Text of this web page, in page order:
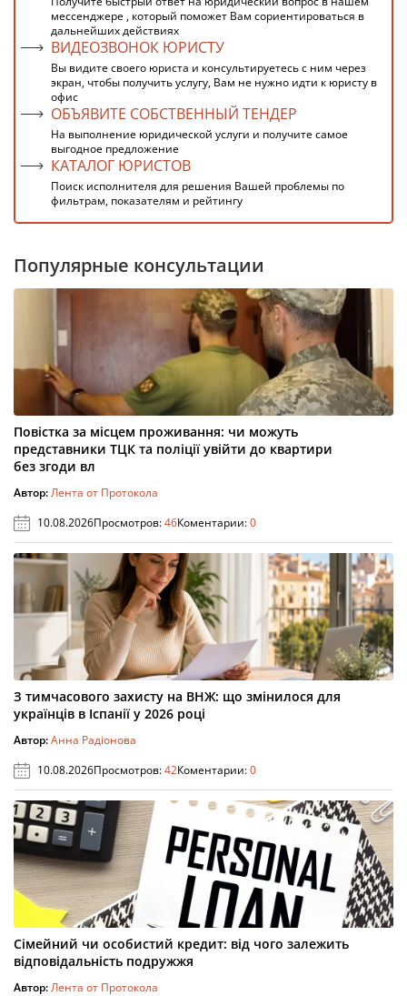
мессенджере , который поможет Вам сориентироваться в
дальнейших действиях
ВИДЕОЗВОНОК ЮРИСТУ
Вы видите своего юриста и консультируетесь с ним через
экран, чтобы получить услугу, Вам не нужно идти к юристу в
офис
ОБЪЯВИТЕ СОБСТВЕННЫЙ ТЕНДЕР
На выполнение юридической услуги и получите самое
выгодное предложение
КАТАЛОГ ЮРИСТОВ
Поиск исполнителя для решения Вашей проблемы по
фильтрам, показателям и рейтингу
Популярные консультации
Повістка за місцем проживання: чи можуть
представники ТЦК та поліції увійти до квартири
без згоди вл
Автор:Лента от Протокола
10.08.2026Просмотров:46Коментарии:0
З тимчасового захисту на ВНЖ: що змінилося для
українців в Іспанії у 2026 році
Автор:Анна Радіонова
10.08.2026Просмотров:42Коментарии:0
Сімейний чи особистий кредит: від чого залежить
відповідальність подружжя
Автор:Лента от Протокола